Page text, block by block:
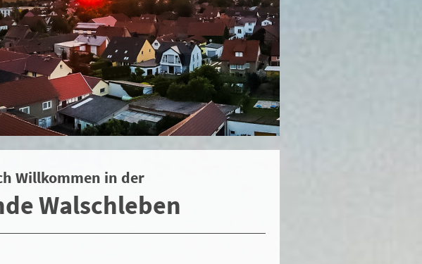
Willkommen in der
Walschleben